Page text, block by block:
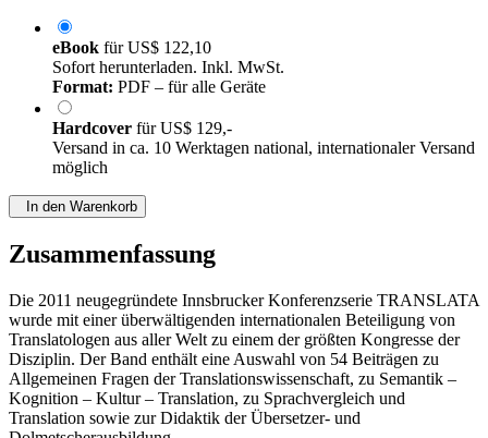
eBook fürUS$ 122,10
Sofort herunterladen. Inkl. MwSt.
Format: PDF – für alle Geräte
Hardcover fürUS$ 129,-
Versand in ca. 10 Werktagen national, internationaler Versand
möglich
In den Warenkorb
Zusammenfassung
Die 2011 neugegründete Innsbrucker Konferenzserie TRANSLATA
wurde mit einer überwältigenden internationalen Beteiligung von
Translatologen aus aller Welt zu einem der größten Kongresse der
Disziplin. Der Band enthält eine Auswahl von 54 Beiträgen zu
Allgemeinen Fragen der Translationswissenschaft, zu Semantik –
Kognition – Kultur – Translation, zu Sprachvergleich und
Translation sowie zur Didaktik der Übersetzer- und